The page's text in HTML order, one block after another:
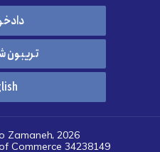
تریبون
Zamaneh, 2026
Commerce 34238149